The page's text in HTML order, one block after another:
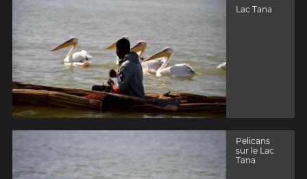
Lac Tana
Pelicans
sur le Lac
Tana